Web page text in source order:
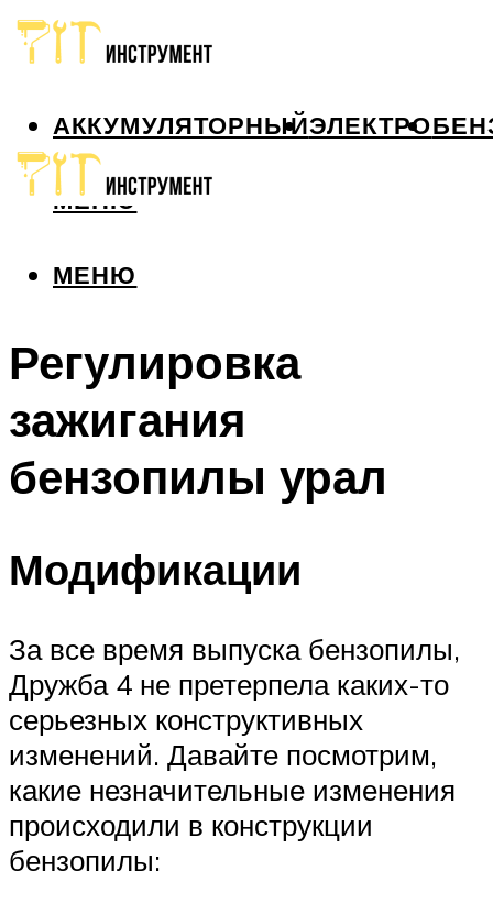
АККУМУЛЯТОРНЫЙЭЛЕКТРО
МЕНЮ
МЕНЮ
Регулировка
зажигания
бензопилы урал
Модификации
За все время выпуска бензопилы,
Дружба 4 не претерпела каких-то
серьезных конструктивных
изменений. Давайте посмотрим,
какие незначительные изменения
происходили в конструкции
бензопилы: